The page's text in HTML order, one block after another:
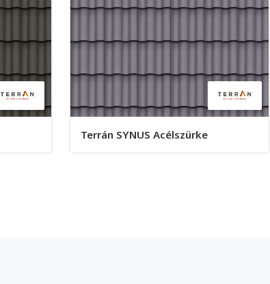
Terrán SYNUS Acélszürke